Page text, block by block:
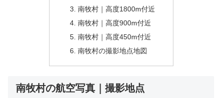
南牧村｜高度1800m付近
南牧村｜高度900m付近
南牧村｜高度450m付近
南牧村の撮影地点地図
南牧村の航空写真｜撮影地点